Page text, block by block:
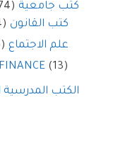
كتب جامعية (774)
كتب القانون (744)
علم الاجتماع (16)
(13)
الكتب المدرسية